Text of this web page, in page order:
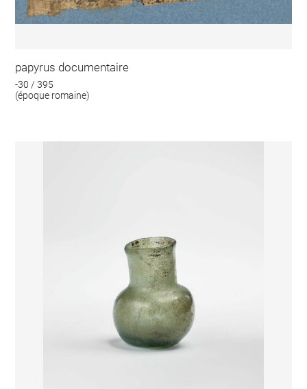
papyrus documentaire
-30 / 395
(époque romaine)